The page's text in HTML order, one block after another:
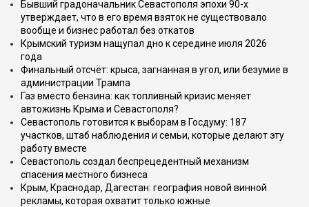
Бывший градоначальник Севастополя эпохи 90-х
утверждает, что в его время взяток не существовало
вообще и бизнес работал без откатов
Крымский туризм нащупал дно к середине июля 2026
года
Финальный отсчёт: крыса, загнанная в угол, или безумие в
администрации Трампа
Газ вместо бензина: как топливный кризис меняет
автожизнь Крыма и Севастополя?
Севастополь готовится к выборам в Госдуму: 187
участков, штаб наблюдения и семьи, которые делают эту
работу вместе
Севастополь создал беспрецедентный механизм
спасения местного бизнеса
Крым, Краснодар, Дагестан: география новой винной
рекламы, которая охватит только южные